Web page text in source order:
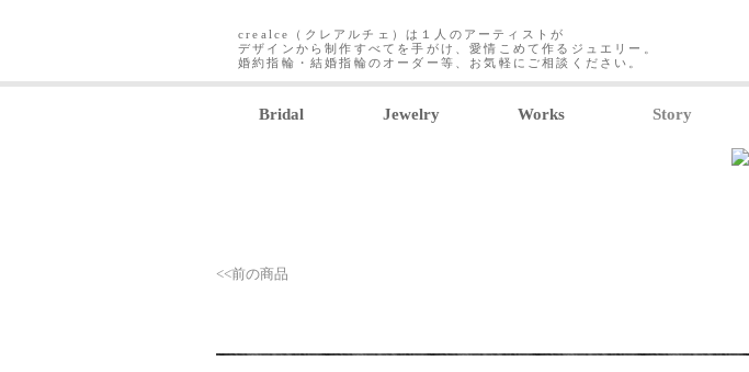
crealce（クレアルチェ）は１人のアーティストが
デザインから制作すべてを手がけ、愛情こめて作るジュエリー。
婚約指輪・結婚指輪のオーダー等、お気軽にご相談ください。
Bridal Jewelry Works Story
<<前の商品